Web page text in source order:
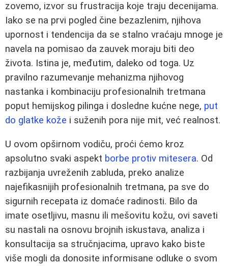
zovemo, izvor su frustracija koje traju decenijama.
Iako se na prvi pogled čine bezazlenim, njihova
upornost i tendencija da se stalno vraćaju mnoge je
navela na pomisao da zauvek moraju biti deo
života. Istina je, međutim, daleko od toga. Uz
pravilno razumevanje mehanizma njihovog
nastanka i kombinaciju profesionalnih tretmana
poput hemijskog pilinga i dosledne kućne nege, put
do glatke kože i suženih pora nije mit, već realnost.
U ovom opširnom vodiču, proći ćemo kroz
apsolutno svaki aspekt borbe protiv mitesera. Od
razbijanja uvreženih zabluda, preko analize
najefikasnijih profesionalnih tretmana, pa sve do
sigurnih recepata iz domaće radinosti. Bilo da
imate osetljivu, masnu ili mešovitu kožu, ovi saveti
su nastali na osnovu brojnih iskustava, analiza i
konsultacija sa stručnjacima, upravo kako biste
više mogli da donosite informisane odluke o svom